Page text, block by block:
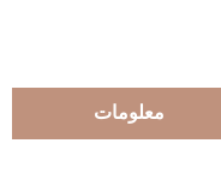
معلومات